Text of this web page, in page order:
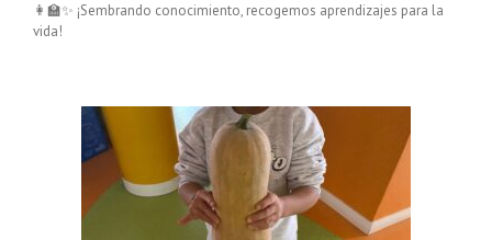
👩‍🏫✨ ¡Sembrando conocimiento, recogemos aprendizajes para la
vida!